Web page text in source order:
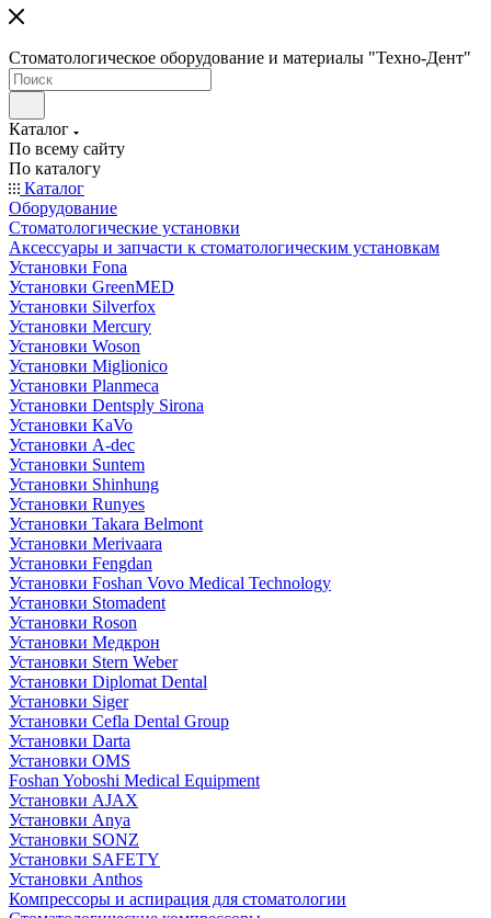
Стоматологическое оборудование и материалы "Техно-Дент"
Каталог
По всему сайту
По каталогу
Каталог
Оборудование
Стоматологические установки
Аксессуары и запчасти к стоматологическим установкам
Установки Fona
Установки GreenMED
Установки Silverfox
Установки Mercury
Установки Woson
Установки Miglionico
Установки Planmeca
Установки Dentsply Sirona
Установки KaVo
Установки A-dec
Установки Suntem
Установки Shinhung
Установки Runyes
Установки Takara Belmont
Установки Merivaara
Установки Fengdan
Установки Foshan Vovo Medical Technology
Установки Stomadent
Установки Roson
Установки Медкрон
Установки Stern Weber
Установки Diplomat Dental
Установки Siger
Установки Cefla Dental Group
Установки Darta
Установки OMS
Foshan Yoboshi Medical Equipment
Установки AJAX
Установки Anya
Установки SONZ
Установки SAFETY
Установки Anthos
Компрессоры и аспирация для стоматологии